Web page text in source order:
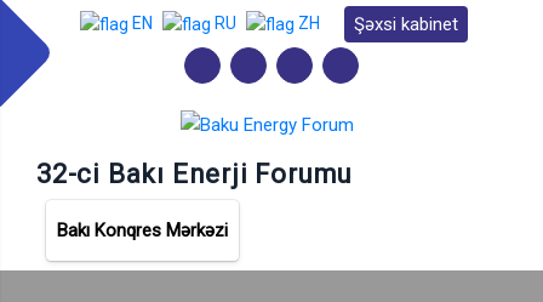
EN RU ZH Şəxsi kabinet
32-ci Bakı Enerji Forumu
Bakı Konqres Mərkəzi